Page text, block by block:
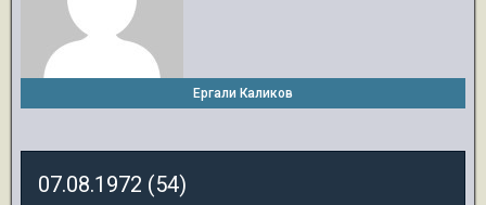
Ергали Каликов
07.08.1972 (54)